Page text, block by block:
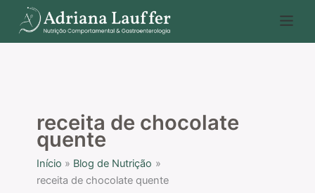
para
o
receita de chocolate
quente
Início
Blog de Nutrição
receita de chocolate quente
P
e
s